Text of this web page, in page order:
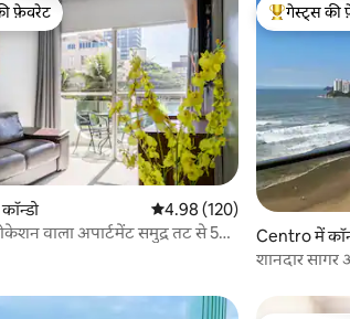
फ़ेवरेट
फ़ेवरेट
औसत रेटिंग 5 में से 4.98, 120
4.98 (120)
अपार्टमेंट समुद्र तट से 5
गेस्ट्स का
गेस्ट्स की
Centro में
शानदार